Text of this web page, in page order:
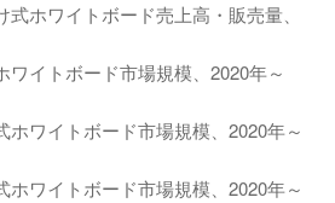
ホワイトボード売上高・販売量、
イトボード市場規模、2020年～
ワイトボード市場規模、2020年～
ワイトボード市場規模、2020年～